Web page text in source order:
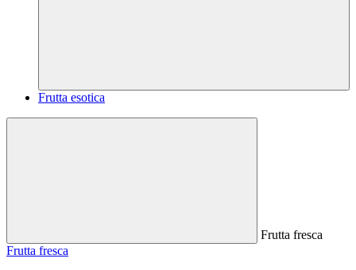
Frutta esotica
Frutta fresca
Frutta fresca